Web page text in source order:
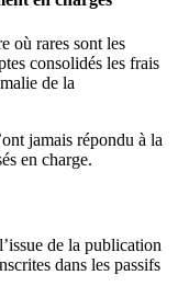
où rares sont les
consolidés les frais
de la
jamais répondu à la
en charge.
de la publication
dans les passifs